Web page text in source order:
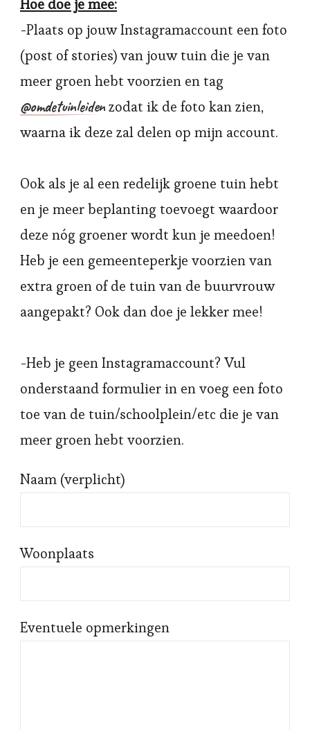
Hoe doe je mee:
-Plaats op jouw Instagramaccount een foto
(post of stories) van jouw tuin die je van
meer groen hebt voorzien en tag
@omdetuinleidenzodat ik de foto kan zien,
waarna ik deze zal delen op mijn account.
Ook als je al een redelijk groene tuin hebt
en je meer beplanting toevoegt waardoor
deze nóg groener wordt kun je meedoen!
Heb je een gemeenteperkje voorzien van
extra groen of de tuin van de buurvrouw
aangepakt? Ook dan doe je lekker mee!
-Heb je geen Instagramaccount? Vul
onderstaand formulier in en voeg een foto
toe van de tuin/schoolplein/etc die je van
meer groen hebt voorzien.
Naam (verplicht)
Woonplaats
Eventuele opmerkingen